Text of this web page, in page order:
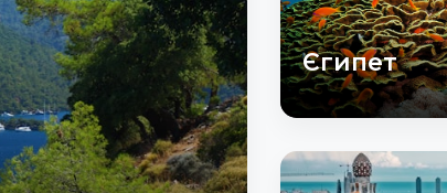
Єгипет